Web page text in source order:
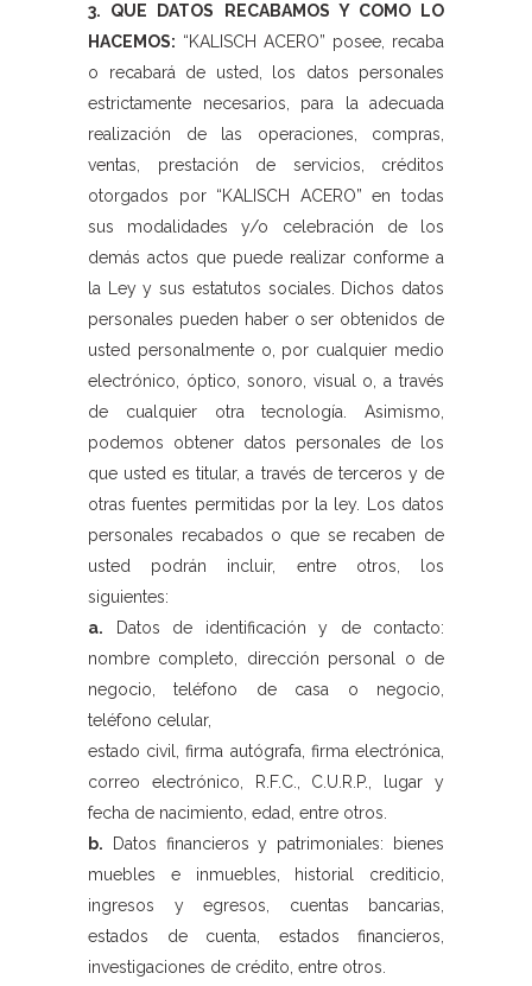
3. QUE DATOS RECABAMOS Y COMO LO
HACEMOS: “KALISCH ACERO” posee, recaba
o recabará de usted, los datos personales
estrictamente necesarios, para la adecuada
realización de las operaciones, compras,
ventas, prestación de servicios, créditos
otorgados por “KALISCH ACERO” en todas
sus modalidades y/o celebración de los
demás actos que puede realizar conforme a
la Ley y sus estatutos sociales. Dichos datos
personales pueden haber o ser obtenidos de
usted personalmente o, por cualquier medio
electrónico, óptico, sonoro, visual o, a través
de cualquier otra tecnología. Asimismo,
podemos obtener datos personales de los
que usted es titular, a través de terceros y de
otras fuentes permitidas por la ley. Los datos
personales recabados o que se recaben de
usted podrán incluir, entre otros, los
siguientes:
a. Datos de identificación y de contacto:
nombre completo, dirección personal o de
negocio, teléfono de casa o negocio,
teléfono celular,
estado civil, firma autógrafa, firma electrónica,
correo electrónico, R.F.C., C.U.R.P., lugar y
fecha de nacimiento, edad, entre otros.
b. Datos financieros y patrimoniales: bienes
muebles e inmuebles, historial crediticio,
ingresos y egresos, cuentas bancarias,
estados de cuenta, estados financieros,
investigaciones de crédito, entre otros.